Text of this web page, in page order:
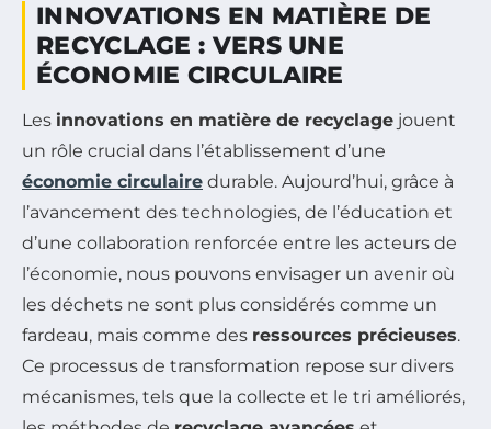
INNOVATIONS EN MATIÈRE DE
RECYCLAGE : VERS UNE
ÉCONOMIE CIRCULAIRE
Les innovations en matière de recyclage jouent
un rôle crucial dans l’établissement d’une
économie circulaire durable. Aujourd’hui, grâce à
l’avancement des technologies, de l’éducation et
d’une collaboration renforcée entre les acteurs de
l’économie, nous pouvons envisager un avenir où
les déchets ne sont plus considérés comme un
fardeau, mais comme des ressources précieuses.
Ce processus de transformation repose sur divers
mécanismes, tels que la collecte et le tri améliorés,